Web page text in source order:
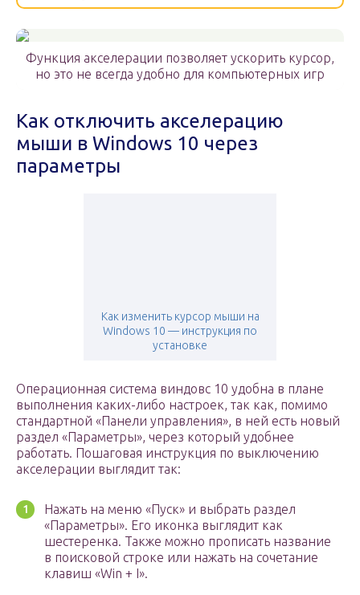
Функция акселерации позволяет ускорить курсор,
но это не всегда удобно для компьютерных игр
Как отключить акселерацию
мыши в Windows 10 через
параметры
Как изменить курсор мыши на
Windows 10 — инструкция по
установке
Операционная система виндовс 10 удобна в плане
выполнения каких-либо настроек, так как, помимо
стандартной «Панели управления», в ней есть новый
раздел «Параметры», через который удобнее
работать. Пошаговая инструкция по выключению
акселерации выглядит так:
Нажать на меню «Пуск» и выбрать раздел
«Параметры». Его иконка выглядит как
шестеренка. Также можно прописать название
в поисковой строке или нажать на сочетание
клавиш «Win + I».